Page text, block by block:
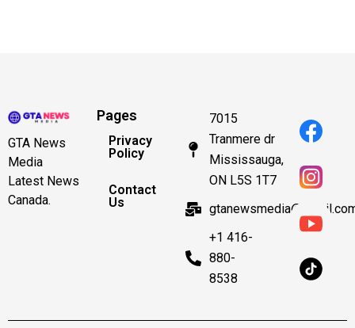
GTA News
Media
Latest News
Canada.
Pages
Privacy
Policy
Contact
Us
7015
Tranmere dr
Mississauga,
ON L5S 1T7
+1 416-
880-
8538